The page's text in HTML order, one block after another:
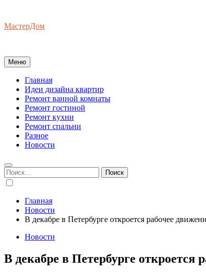
содержимому
МастерДом
Меню
Главная
Идеи дизайна квартир
Ремонт ванной комнаты
Ремонт гостиной
Ремонт кухни
Ремонт спальни
Разное
Новости
Найти:
Главная
Новости
В декабре в Петербурге откроется рабочее
Новости
В декабре в Петербурге